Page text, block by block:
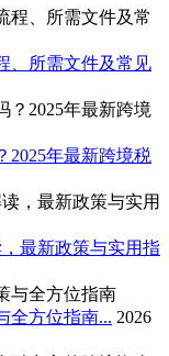
、所需文件及常见
2025年最新跨境税
最新政策与实用指
全方位指南... 2026